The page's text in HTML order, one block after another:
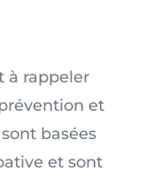
à rappeler
et
basées
et sont